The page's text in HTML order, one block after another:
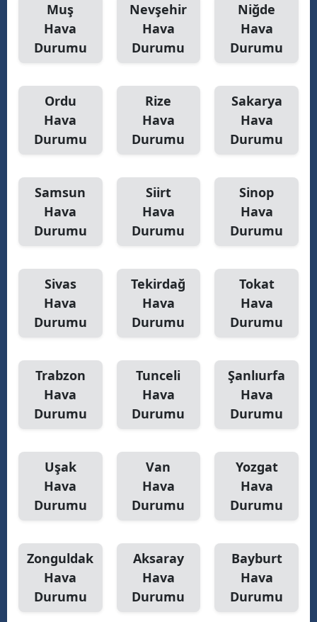
Muş
Hava
Durumu
Nevşehir
Hava
Durumu
Niğde
Hava
Durumu
Ordu
Hava
Durumu
Rize
Hava
Durumu
Sakarya
Hava
Durumu
Samsun
Hava
Durumu
Siirt
Hava
Durumu
Sinop
Hava
Durumu
Sivas
Hava
Durumu
Tekirdağ
Hava
Durumu
Tokat
Hava
Durumu
Trabzon
Hava
Durumu
Tunceli
Hava
Durumu
Şanlıurfa
Hava
Durumu
Uşak
Hava
Durumu
Van
Hava
Durumu
Yozgat
Hava
Durumu
Zonguldak
Hava
Durumu
Aksaray
Hava
Durumu
Bayburt
Hava
Durumu